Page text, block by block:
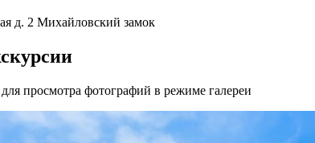
д. 2 Михайловский замок
просмотра фотографий в режиме галереи